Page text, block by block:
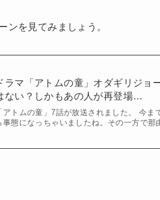
ない？しかもあの人が再登場…
アトムの童」7話が放送されました。 今ま
事態になっちゃいましたね。その一方で